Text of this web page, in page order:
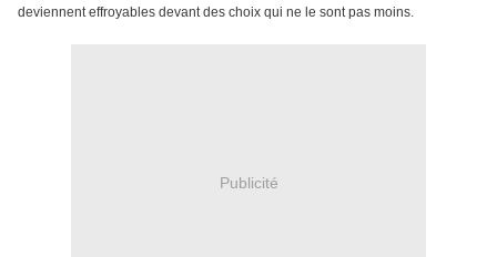
deviennent effroyables devant des choix qui ne le sont pas moins.
Publicité